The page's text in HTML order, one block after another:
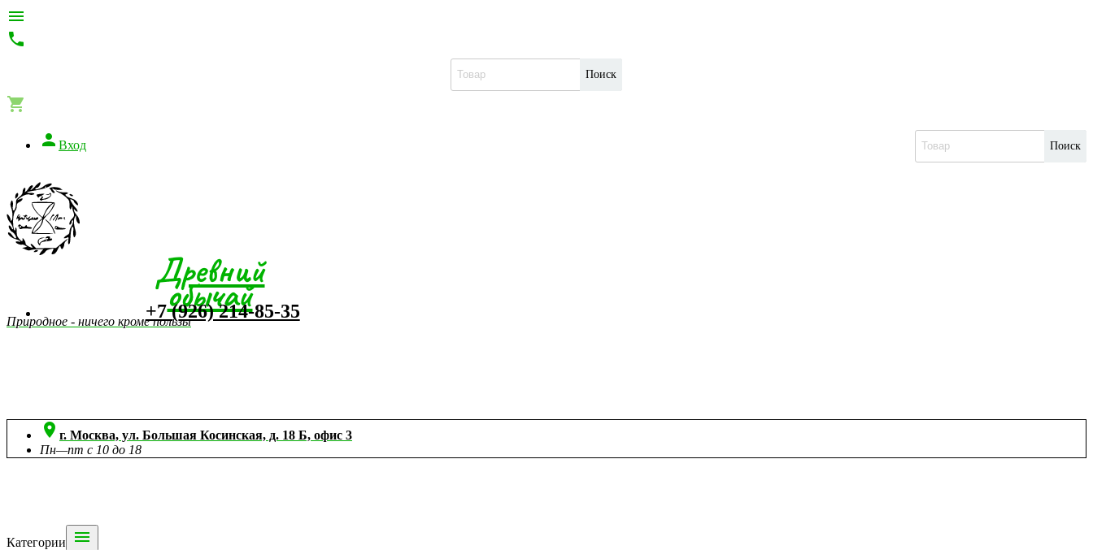


Поиск

Поиск
 Вход
Древний
обычай
Природное - ничего кроме пользы+7 (926) 214-85-35
 г. Москва, ул. Большая Косинская, д. 18 Б, офис 3
Пн—пт с 10 до 18
Категории 